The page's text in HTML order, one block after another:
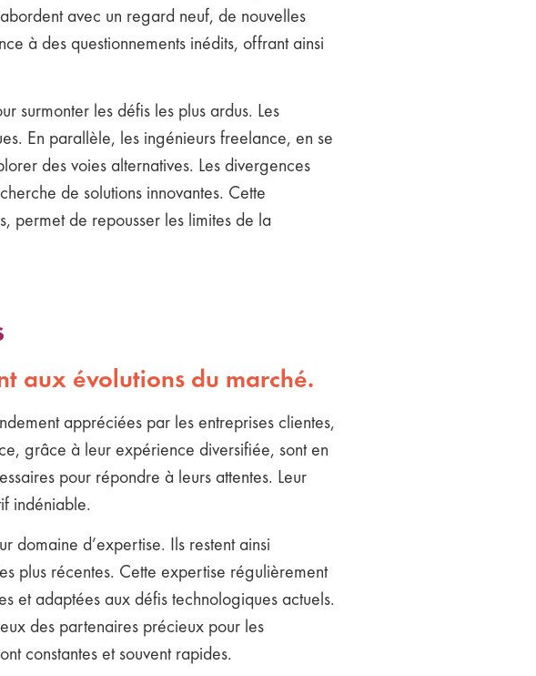
avec un regard neuf, de nouvelles
à des questionnements inédits, offrant ainsi
surmonter les défis les plus ardus. Les
En parallèle, les ingénieurs freelance, en se
des voies alternatives. Les divergences
de solutions innovantes. Cette
permet de repousser les limites de la
aux évolutions du marché.
appréciées par les entreprises clientes,
grâce à leur expérience diversifiée, sont en
pour répondre à leurs attentes. Leur
indéniable.
domaine d’expertise. Ils restent ainsi
plus récentes. Cette expertise régulièrement
et adaptées aux défis technologiques actuels.
des partenaires précieux pour les
constantes et souvent rapides.